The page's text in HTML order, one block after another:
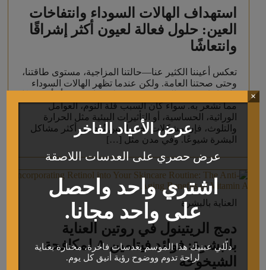
استهداف الهالات السوداء وانتفاخات
العين: حلول فعالة لعيون أكثر إشراقًا
وانتعاشًا
تعكس أعيننا الكثير عنا—حالتنا المزاجية، مستوى طاقتنا،
وحتى صحتنا العامة. ولكن عندما تظهر الهالات السوداء
مما نشعر به. سواء كان السبب قلة النوم، العوامل
الوراثية، الحساسية، أو التأثيرات البيئية مثل الحرارة
والتلوث، فإن مشكلات تحت العين تُعد من أكثر مشاكل
البشرة شيوعًا. وفي مدن مثل […]
العناية بالبشرة
دمج الريتينول في روتين العناية
بالبشرة: فوائد فيتامين A لمكافحة
الشيخوخة
عرض الأعياد الفاخر
عرض حصري على العدسات اللاصقة
اشتري واحد واحصل
على واحد مجانا.
دلّلي عينيك هذا الموسم بعدسات فاخرة، مختارة بعناية
لراحة تدوم ووضوح رؤية أنيق كل يوم.
×